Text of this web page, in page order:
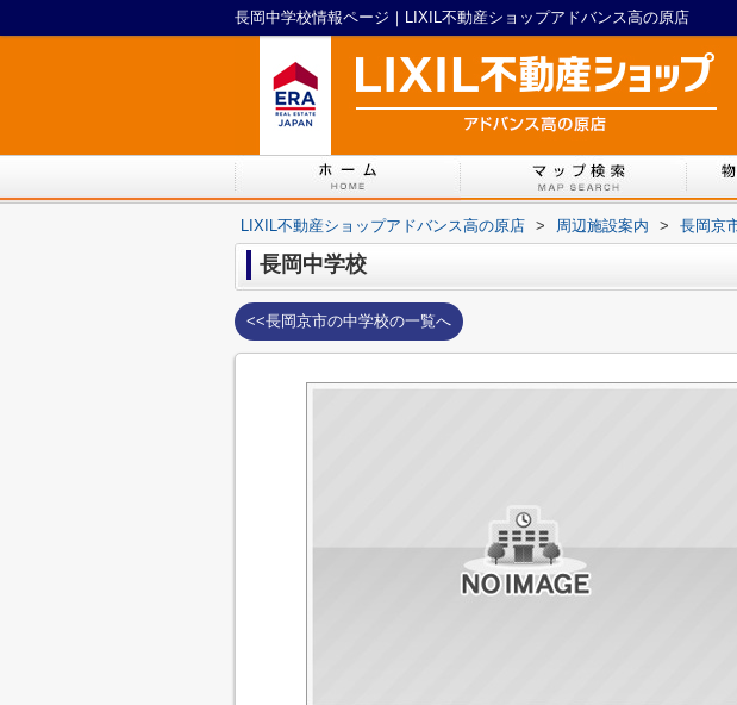
長岡中学校情報ページ｜LIXIL不動産ショップアドバンス高の原店
LIXIL不動産ショップアドバンス高の原店 > 周辺施設案内 > 長岡京
長岡中学校
<<長岡京市の中学校の一覧へ